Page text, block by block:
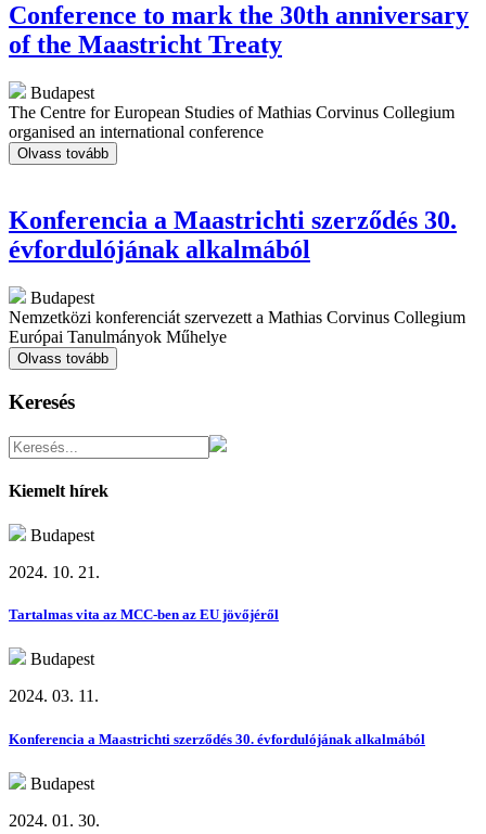
Conference to mark the 30th anniversary
of the Maastricht Treaty
Budapest
The Centre for European Studies of Mathias Corvinus Collegium
organised an international conference
Olvass tovább
Konferencia a Maastrichti szerződés 30.
évfordulójának alkalmából
Budapest
Nemzetközi konferenciát szervezett a Mathias Corvinus Collegium
Európai Tanulmányok Műhelye
Olvass tovább
Keresés
Kiemelt hírek
Budapest
2024. 10. 21.
Tartalmas vita az MCC-ben az EU jövőjéről
Budapest
2024. 03. 11.
Konferencia a Maastrichti szerződés 30. évfordulójának alkalmából
Budapest
2024. 01. 30.